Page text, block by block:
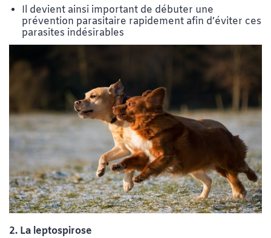
Il devient ainsi important de débuter une
prévention parasitaire rapidement afin d’éviter ces
parasites indésirables
2. La leptospirose